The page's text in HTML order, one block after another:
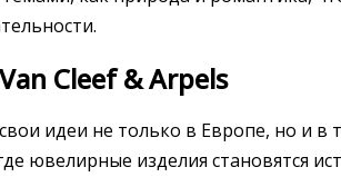
Cleef & Arpels
идеи не только в Европе, но и в
ювелирные изделия становятся